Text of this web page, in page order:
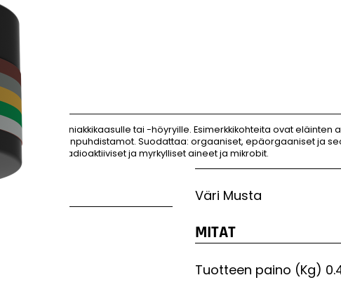
ammoniakkikaasulle tai -höyryille. Esimerkkikohteita ovat eläinten
ja jätevedenpuhdistamot. Suodattaa: orgaaniset, epäorgaaniset ja
esim. radioaktiiviset ja myrkylliset aineet ja mikrobit.
Väri Musta
MITAT
Tuotteen paino (Kg)